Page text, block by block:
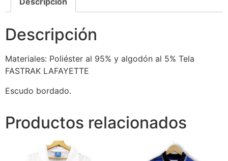
Descripción
Materiales: Poliéster al 95% y algodón al 5% Tela
FASTRAK LAFAYETTE
Escudo bordado.
Productos relacionados